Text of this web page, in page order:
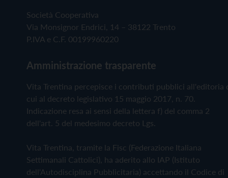
Società Cooperativa
Via Monsignor Endrici, 14 – 38122 Trento
P.IVA e C.F. 00199960220
Amministrazione trasparente
Vita Trentina percepisce i contributi pubblici all'editoria
cui al decreto legislativo 15 maggio 2017, n. 70.
Indicazione resa ai sensi della lettera f) del comma 2
dell'art. 5 del medesimo decreto Lgs.
Vita Trentina, tramite la Fisc (Federazione Italiana
Settimanali Cattolici), ha aderito allo IAP (Istituto
dell'Autodisciplina Pubblicitaria) accettando il Codice di